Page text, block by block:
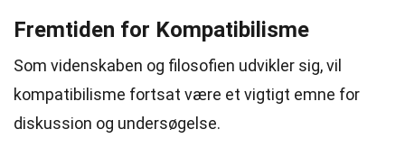
Fremtiden for Kompatibilisme
Som videnskaben og filosofien udvikler sig, vil
kompatibilisme fortsat være et vigtigt emne for
diskussion og undersøgelse.